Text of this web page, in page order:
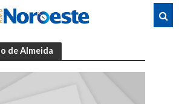
de Almeida